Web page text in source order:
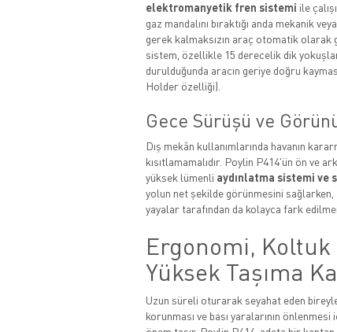
elektromanyetik fren sistemi ile
gaz mandalını bıraktığı anda mekanik
gerek kalmaksızın araç otomatik olarak
sistem, özellikle 15 derecelik dik
durulduğunda aracın geriye doğru
Holder özelliği).
Gece Sürüşü ve
Dış mekân kullanımlarında havanın
kısıtlamamalıdır. Poylin P414'ün ön ve
yüksek lümenli aydınlatma sistemi ve
yolun net şekilde görünmesini
yayalar tarafından da kolayca fark
Ergonomi, Koltuk
Yüksek Taşıma
Uzun süreli oturarak seyahat eden
korunması ve bası yaralarının